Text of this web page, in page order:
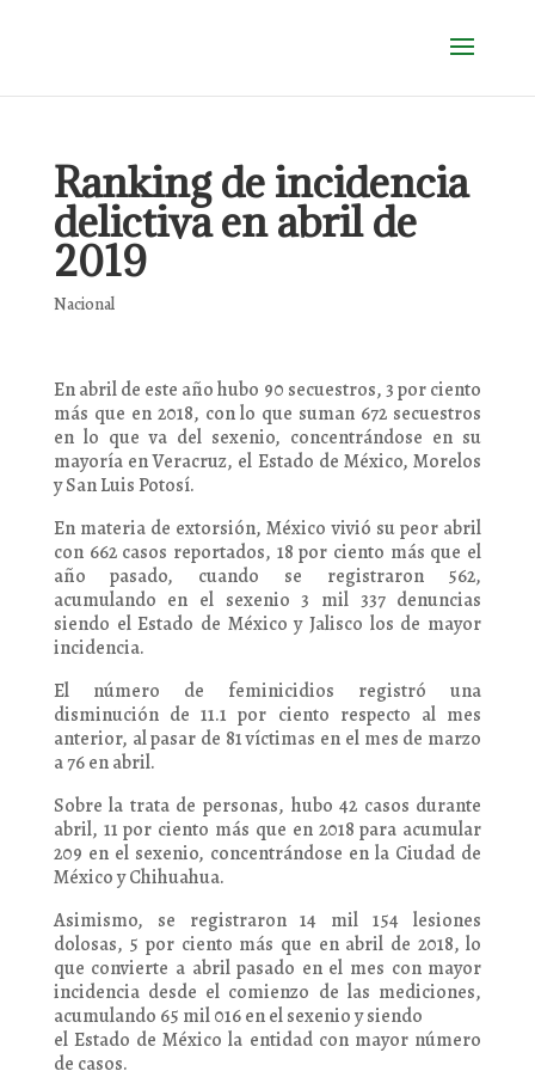
Ranking de incidencia
delictiva en abril de
2019
Nacional
En abril de este año hubo 90 secuestros, 3 por ciento
más que en 2018, con lo que suman 672 secuestros
en lo que va del sexenio, concentrándose en su
mayoría en Veracruz, el Estado de México, Morelos
y San Luis Potosí.
En materia de extorsión, México vivió su peor abril
con 662 casos reportados, 18 por ciento más que el
año pasado, cuando se registraron 562,
acumulando en el sexenio 3 mil 337 denuncias
siendo el Estado de México y Jalisco los de mayor
incidencia.
El número de feminicidios registró una
disminución de 11.1 por ciento respecto al mes
anterior, al pasar de 81 víctimas en el mes de marzo
a 76 en abril.
Sobre la trata de personas, hubo 42 casos durante
abril, 11 por ciento más que en 2018 para acumular
209 en el sexenio, concentrándose en la Ciudad de
México y Chihuahua.
Asimismo, se registraron 14 mil 154 lesiones
dolosas, 5 por ciento más que en abril de 2018, lo
que convierte a abril pasado en el mes con mayor
incidencia desde el comienzo de las mediciones,
acumulando 65 mil 016 en el sexenio y siendo
el Estado de México la entidad con mayor número
de casos.